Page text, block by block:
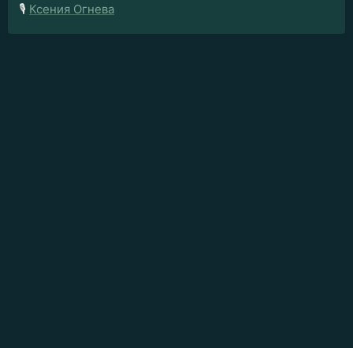
🎙️ Ксения Огнева